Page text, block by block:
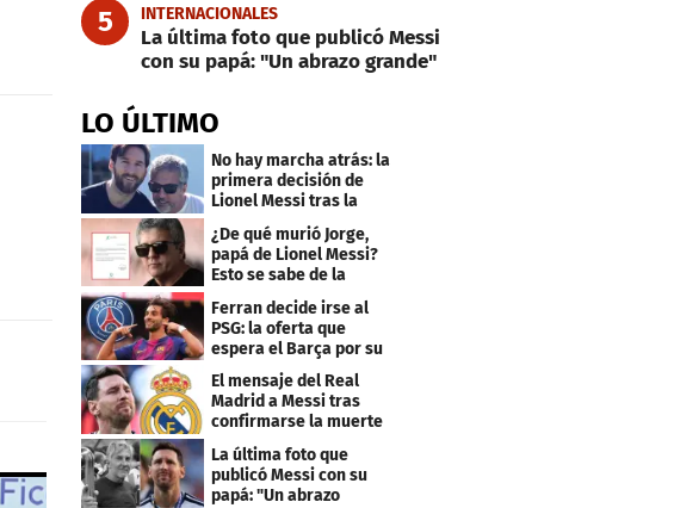
5 INTERNACIONALES
La última foto que publicó Messi
con su papá: "Un abrazo grande"
LO ÚLTIMO
No hay marcha atrás: la
primera decisión de
Lionel Messi tras la
muerte de su padre
¿De qué murió Jorge,
papá de Lionel Messi?
Esto se sabe de la
enfermedad
Ferran decide irse al
PSG: la oferta que
espera el Barça por su
traspaso
El mensaje del Real
Madrid a Messi tras
confirmarse la muerte
de su padre
La última foto que
publicó Messi con su
papá: "Un abrazo